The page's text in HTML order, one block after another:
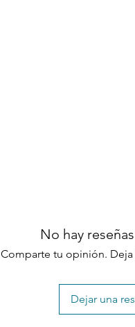
No hay
Comparte tu opinión. Deja
Dejar una